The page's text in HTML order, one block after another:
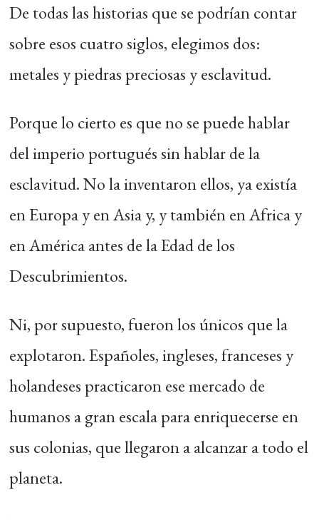
De todas las historias que se podrían contar
sobre esos cuatro siglos, elegimos dos:
metales y piedras preciosas y esclavitud.
Porque lo cierto es que no se puede hablar
del imperio portugués sin hablar de la
esclavitud. No la inventaron ellos, ya existía
en Europa y en Asia y, y también en Africa y
en América antes de la Edad de los
Descubrimientos.
Ni, por supuesto, fueron los únicos que la
explotaron. Españoles, ingleses, franceses y
holandeses practicaron ese mercado de
humanos a gran escala para enriquecerse en
sus colonias, que llegaron a alcanzar a todo el
planeta.